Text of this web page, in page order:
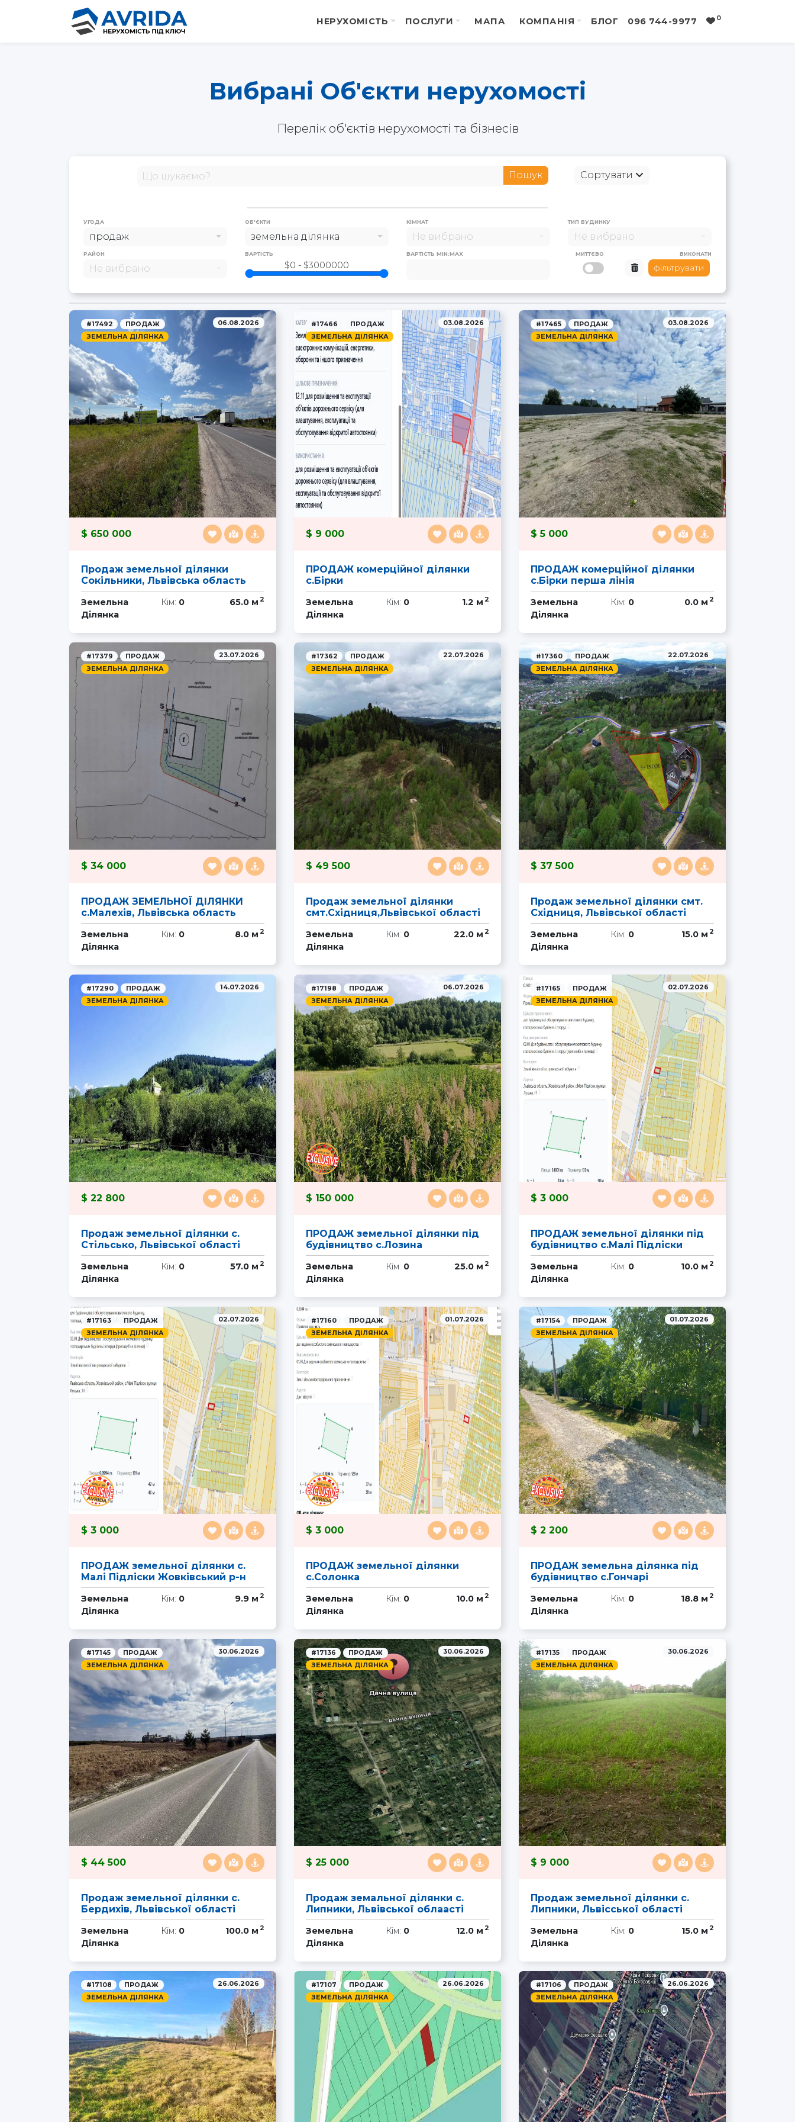
НЕРУХОМІСТЬ ПОСЛУГИ МАПА КОМПАНІЯ БЛОГ 096 744-9977 0
Вибрані Об'єкти нерухомості
Перелік об'єктів нерухомості та бізнесів
Пошук Сортувати
УГОДА
продаж
ОБ'ЄКТИ
земельна ділянка
КІМНАТ
Не вибрано
ТИП БУДИНКУ
Не вибрано
РАЙОН
Не вибрано
ВАРТІСТЬ
$0 - $3000000
ВАРТІСТЬ MIN:MAX МИТТЄВО ВИКОНАТИ
фільтрувати
06.08.2026
#17492
ПРОДАЖ
ЗЕМЕЛЬНА ДІЛЯНКА
650 000
Продаж земельної ділянки
Сокільники, Львівська область
Земельна
Ділянка
Кім: 0 65.0 м 2
03.08.2026
#17466
ПРОДАЖ
ЗЕМЕЛЬНА ДІЛЯНКА
9 000
ПРОДАЖ комерційної ділянки
с.Бірки
Земельна
Ділянка
Кім: 0 1.2 м 2
03.08.2026
#17465
ПРОДАЖ
ЗЕМЕЛЬНА ДІЛЯНКА
5 000
ПРОДАЖ комерційної ділянки
с.Бірки перша лінія
Земельна
Ділянка
Кім: 0 0.0 м 2
23.07.2026
#17379
ПРОДАЖ
ЗЕМЕЛЬНА ДІЛЯНКА
34 000
ПРОДАЖ ЗЕМЕЛЬНОЇ ДІЛЯНКИ
с.Малехів, Львівська область
Земельна
Ділянка
Кім: 0 8.0 м 2
22.07.2026
#17362
ПРОДАЖ
ЗЕМЕЛЬНА ДІЛЯНКА
49 500
Продаж земельної ділянки
смт.Східниця,Львівської області
Земельна
Ділянка
Кім: 0 22.0 м 2
22.07.2026
#17360
ПРОДАЖ
ЗЕМЕЛЬНА ДІЛЯНКА
37 500
Продаж земельної ділянки смт.
Східниця, Львівської області
Земельна
Ділянка
Кім: 0 15.0 м 2
14.07.2026
#17290
ПРОДАЖ
ЗЕМЕЛЬНА ДІЛЯНКА
22 800
Продаж земельної ділянки с.
Стільсько, Львівської області
Земельна
Ділянка
Кім: 0 57.0 м 2
06.07.2026
#17198
ПРОДАЖ
ЗЕМЕЛЬНА ДІЛЯНКА
150 000
ПРОДАЖ земельної ділянки під
будівництво с.Лозина
Земельна
Ділянка
Кім: 0 25.0 м 2
02.07.2026
#17165
ПРОДАЖ
ЗЕМЕЛЬНА ДІЛЯНКА
3 000
ПРОДАЖ земельної ділянки під
будівництво с.Малі Підліски
Земельна
Ділянка
Кім: 0 10.0 м 2
02.07.2026
#17163
ПРОДАЖ
ЗЕМЕЛЬНА ДІЛЯНКА
3 000
ПРОДАЖ земельної ділянки с.
Малі Підліски Жовківський р-н
Земельна
Ділянка
Кім: 0 9.9 м 2
01.07.2026
#17160
ПРОДАЖ
ЗЕМЕЛЬНА ДІЛЯНКА
3 000
ПРОДАЖ земельної ділянки
с.Солонка
Земельна
Ділянка
Кім: 0 10.0 м 2
01.07.2026
#17154
ПРОДАЖ
ЗЕМЕЛЬНА ДІЛЯНКА
2 200
ПРОДАЖ земельна ділянка під
будівництво с.Гончарі
Земельна
Ділянка
Кім: 0 18.8 м 2
30.06.2026
#17145
ПРОДАЖ
ЗЕМЕЛЬНА ДІЛЯНКА
44 500
Продаж земельної ділянки с.
Бердихів, Львівської області
Земельна
Ділянка
Кім: 0 100.0 м 2
30.06.2026
#17136
ПРОДАЖ
ЗЕМЕЛЬНА ДІЛЯНКА
25 000
Продаж земальної ділянки с.
Липники, Львівської облаасті
Земельна
Ділянка
Кім: 0 12.0 м 2
30.06.2026
#17135
ПРОДАЖ
ЗЕМЕЛЬНА ДІЛЯНКА
9 000
Продаж земельної ділянки с.
Липники, Львісської області
Земельна
Ділянка
Кім: 0 15.0 м 2
26.06.2026
#17108
ПРОДАЖ
ЗЕМЕЛЬНА ДІЛЯНКА
26.06.2026
#17107
ПРОДАЖ
ЗЕМЕЛЬНА ДІЛЯНКА
26.06.2026
#17106
ПРОДАЖ
ЗЕМЕЛЬНА ДІЛЯНКА